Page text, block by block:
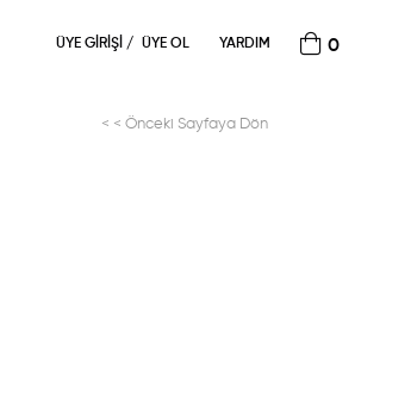
0
YARDIM
ÜYE GIRIŞI ÜYE OL
< < Önceki Sayfaya Dön